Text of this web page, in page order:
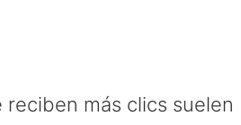
más clics suelen